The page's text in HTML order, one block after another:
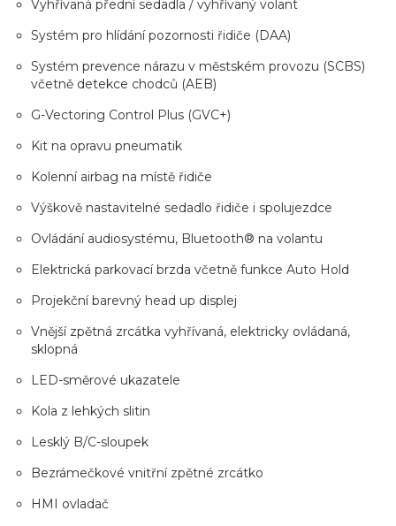
Vyhřívaná přední sedadla / vyhřívaný volant
Systém pro hlídání pozornosti řidiče (DAA)
Systém prevence nárazu v městském provozu (SCBS)
včetně detekce chodců (AEB)
G-Vectoring Control Plus (GVC+)
Kit na opravu pneumatik
Kolenní airbag na místě řidiče
Výškově nastavitelné sedadlo řidiče i spolujezdce
Ovládání audiosystému, Bluetooth® na volantu
Elektrická parkovací brzda včetně funkce Auto Hold
Projekční barevný head up displej
Vnější zpětná zrcátka vyhřívaná, elektricky ovládaná,
sklopná
LED-směrové ukazatele
Kola z lehkých slitin
Lesklý B/C-sloupek
Bezrámečkové vnitřní zpětné zrcátko
HMI ovladač